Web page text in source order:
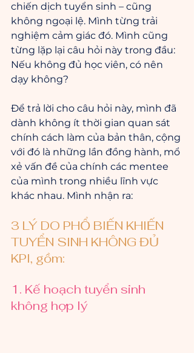
chiến dịch tuyển sinh – cũng
không ngoại lệ. Mình từng trải
nghiệm cảm giác đó. Mình cũng
từng lặp lại câu hỏi này trong đầu:
Nếu không đủ học viên, có nên
dạy không?
Để trả lời cho câu hỏi này, mình đã
dành không ít thời gian quan sát
chính cách làm của bản thân, cộng
với đó là những lần đồng hành, mổ
xẻ vấn đề của chính các mentee
của mình trong nhiều lĩnh vực
khác nhau. Mình nhận ra:
3 LÝ DO PHỔ BIẾN KHIẾN
TUYỂN SINH KHÔNG ĐỦ
KPI, gồm:
1. Kế hoạch tuyển sinh
không hợp lý